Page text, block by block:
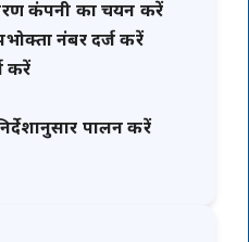
कंपनी का चयन करें
नंबर दर्ज करें
करें
पालन करें